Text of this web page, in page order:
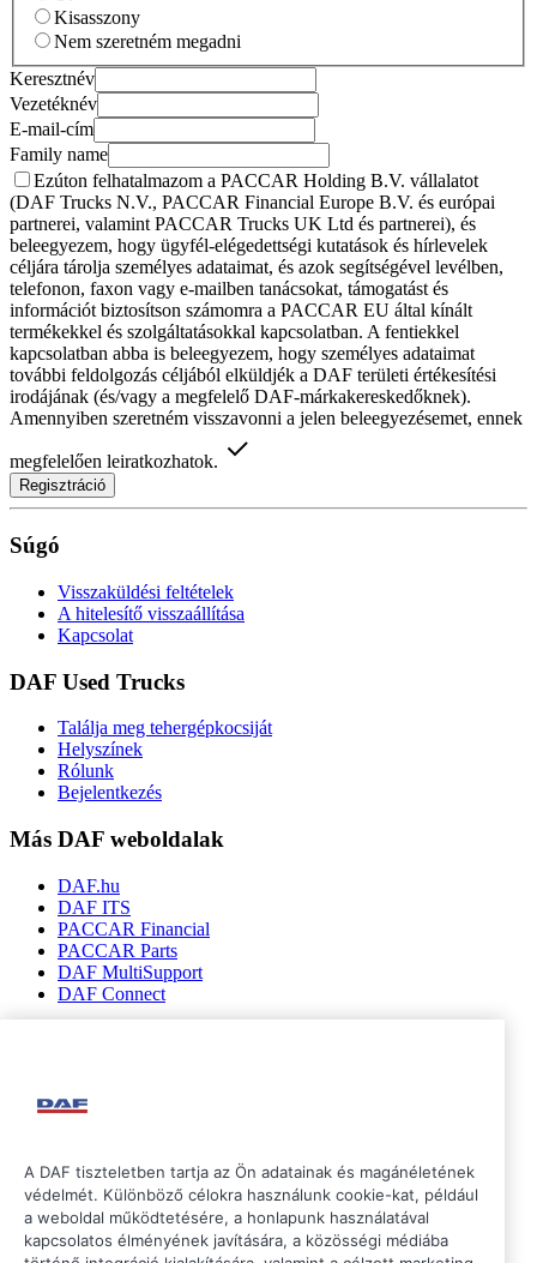
Kisasszony
Nem szeretném megadni
Keresztnév
Vezetéknév
E-mail-cím
Family name
Ezúton felhatalmazom a PACCAR Holding B.V. vállalatot
(DAF Trucks N.V., PACCAR Financial Europe B.V. és európai
partnerei, valamint PACCAR Trucks UK Ltd és partnerei), és
beleegyezem, hogy ügyfél-elégedettségi kutatások és hírlevelek
céljára tárolja személyes adataimat, és azok segítségével levélben,
telefonon, faxon vagy e-mailben tanácsokat, támogatást és
információt biztosítson számomra a PACCAR EU által kínált
termékekkel és szolgáltatásokkal kapcsolatban. A fentiekkel
kapcsolatban abba is beleegyezem, hogy személyes adataimat
további feldolgozás céljából elküldjék a DAF területi értékesítési
irodájának (és/vagy a megfelelő DAF-márkakereskedőknek).
Amennyiben szeretném visszavonni a jelen beleegyezésemet, ennek
megfelelően leiratkozhatok.
Regisztráció
Súgó
Visszaküldési feltételek
A hitelesítő visszaállítása
Kapcsolat
DAF Used Trucks
Találja meg tehergépkocsiját
Helyszínek
Rólunk
Bejelentkezés
Más DAF weboldalak
DAF.hu
DAF ITS
PACCAR Financial
PACCAR Parts
DAF MultiSupport
DAF Connect
A DAF tiszteletben tartja az Ön adatainak és magánéletének
védelmét. Különböző célokra használunk cookie-kat, például
a weboldal működtetésére, a honlapunk használatával
kapcsolatos élményének javítására, a közösségi médiába